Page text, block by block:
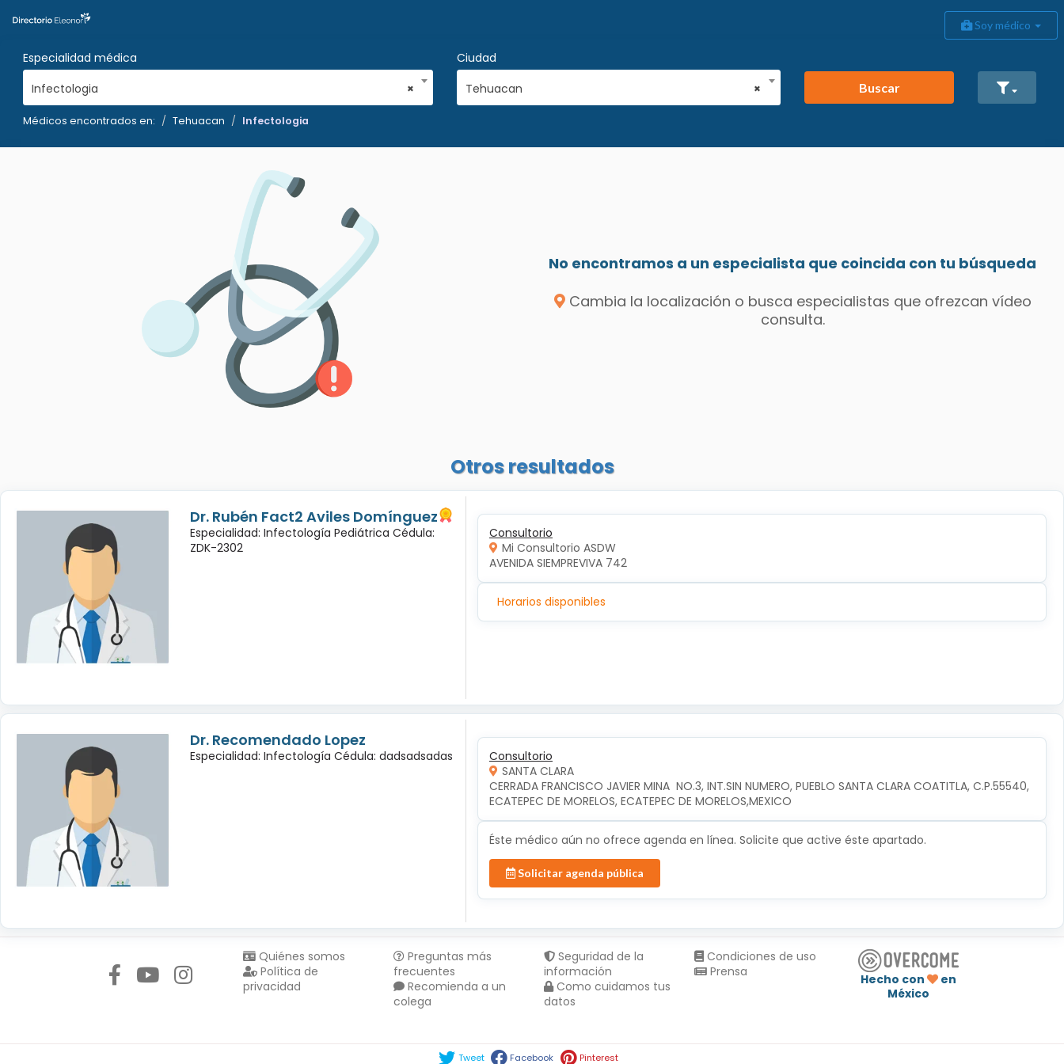
Soy médico
Especialidad médica
×
Infectologia
Ciudad
×
Tehuacan Buscar
Médicos encontrados en: Tehuacan Infectologia
No encontramos a un especialista que coincida con tu búsqueda
Cambia la localización o busca especialistas que ofrezcan vídeo
consulta.
Otros resultados
Dr. Rubén Fact2 Aviles Domínguez
Especialidad: Infectología Pediátrica Cédula:
ZDK-2302
Consultorio
Mi Consultorio ASDW
AVENIDA SIEMPREVIVA 742
Horarios disponibles
Dr. Recomendado Lopez
Especialidad: Infectología Cédula: dadsadsadas
Consultorio
SANTA CLARA
CERRADA FRANCISCO JAVIER MINA  NO.3, INT.SIN NUMERO, PUEBLO SANTA CLARA COATITLA, C.P.55540,
ECATEPEC DE MORELOS, ECATEPEC DE MORELOS,MEXICO
Éste médico aún no ofrece agenda en línea. Solicite que active éste apartado.
Solicitar agenda pública
Quiénes somos
Política de
privacidad
Preguntas más
frecuentes
Recomienda a un
colega
Seguridad de la
información
Como cuidamos tus
datos
Condiciones de uso
Prensa
Hecho con
en
México
Tweet Facebook Pinterest